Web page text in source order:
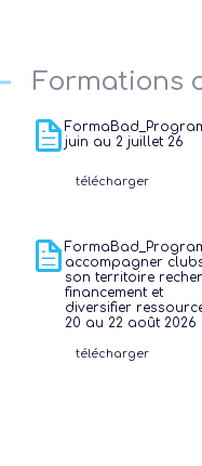
Formations
juin au 2 juillet 26
télécharger
accompagner
son territoire
financement et
diversifier
20 au 22 août 2026
télécharger